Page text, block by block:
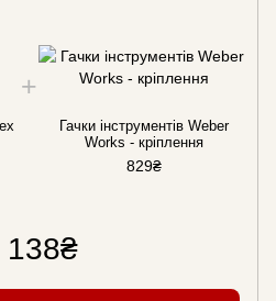
Гачки інструментів Weber
Works - кріплення
829₴
138₴